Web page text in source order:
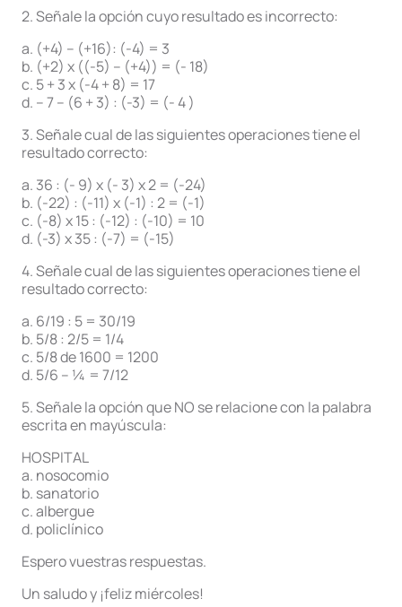
2. Señale la opción cuyo resultado es incorrecto:
a. (+4) – (+16): (-4) = 3
b. (+2) x ((-5) – (+4)) = (- 18)
c. 5 + 3 x (-4 + 8) = 17
d. – 7 – (6 + 3) : (-3) = (- 4 )
3. Señale cual de las siguientes operaciones tiene el
resultado correcto:
a. 36 : (- 9) x (- 3) x 2 = (-24)
b. (-22) : (-11) x (-1) : 2 = (-1)
c. (-8) x 15 : (-12) : (-10) = 10
d. (-3) x 35 : (-7) = (-15)
4. Señale cual de las siguientes operaciones tiene el
resultado correcto:
a. 6/19 : 5 = 30/19
b. 5/8 : 2/5 = 1/4
c. 5/8 de 1600 = 1200
d. 5/6 – ¼ = 7/12
5. Señale la opción que NO se relacione con la palabra
escrita en mayúscula:
HOSPITAL
a. nosocomio
b. sanatorio
c. albergue
d. policlínico
Espero vuestras respuestas.
Un saludo y ¡feliz miércoles!